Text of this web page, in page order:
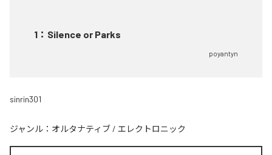
1 ： Silence or Parks
poyantyn
sinrin301
ジャンル： オルタナティブ / エレクトロニック